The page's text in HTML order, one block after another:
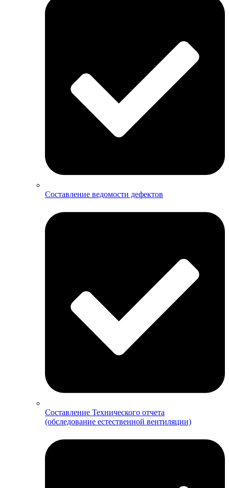
Составление ведомости дефектов
Составление Технического отчета
(обследование естественной вентиляции)